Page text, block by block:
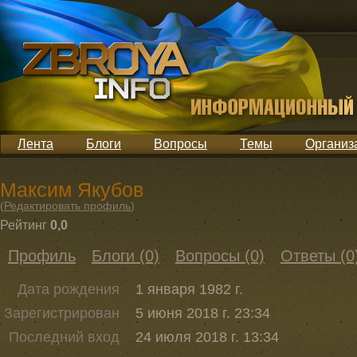
Лента Блоги Вопросы Темы
Максим Якубов
(Редактировать профиль)
Рейтинг 0,0
Профиль Блоги (0) Вопросы (0) Ответы
Дата рождения
1 января 1982 г.
Зарегистрирован
5 июня 2018 г. 23:34
Последний вход
24 июля 2018 г. 13:34